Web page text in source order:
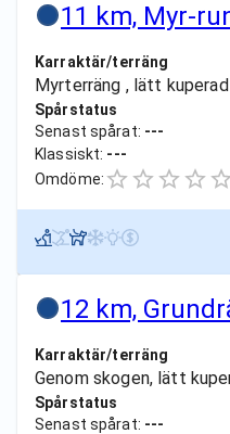
11 km, Myr-
Karraktär/terräng
Myrterräng , lätt kuperad
Spårstatus
Senast spårat: ---
Klassiskt: ---
Omdöme:
12 km,
Karraktär/terräng
Genom skogen, lätt
Spårstatus
Senast spårat: ---